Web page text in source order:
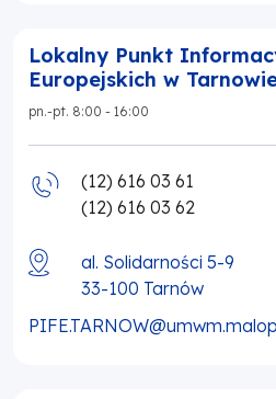
Lokalny Punkt
Europejskich w
pn.-pt. 8:00 - 16:00
(12) 616 03 61
(12) 616 03 62
al. Solidarności 5-9
33-100 Tarnów